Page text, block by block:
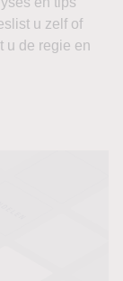
u zelf of
u de regie en